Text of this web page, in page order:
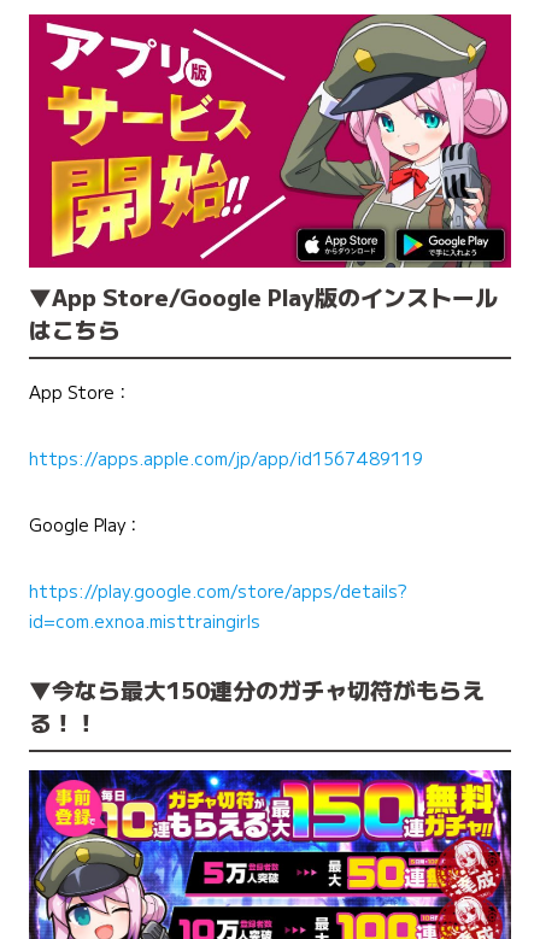
▼App Store/Google Play版のインストール
はこちら
App Store：
https://apps.apple.com/jp/app/id1567489119
Google Play：
https://play.google.com/store/apps/details?
id=com.exnoa.misttraingirls
▼今なら最大150連分のガチャ切符がもらえ
る！！